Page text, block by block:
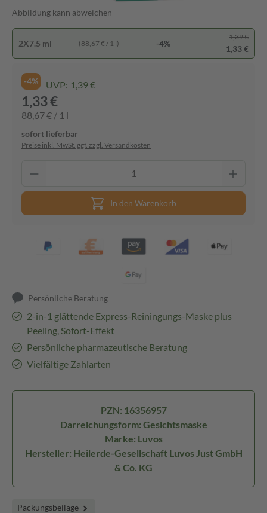
Abbildung kann abweichen
2X7.5 ml (88,67 € / 1 l) -4%
1,39 €
1,33 €
-4% UVP: 1,39 €
1,33 €
88,67 € / 1 l
sofort lieferbar
Preise inkl. MwSt. ggf. zzgl. Versandkosten
In den Warenkorb
Persönliche Beratung
2-in-1 glättende Express-Reiningungs-Maske plus
Peeling, Sofort-Effekt
Persönliche pharmazeutische Beratung
Vielfältige Zahlarten
PZN: 16356957
Darreichungsform: Gesichtsmaske
Marke: Luvos
Hersteller: Heilerde-Gesellschaft Luvos Just GmbH
& Co. KG
Packungsbeilage